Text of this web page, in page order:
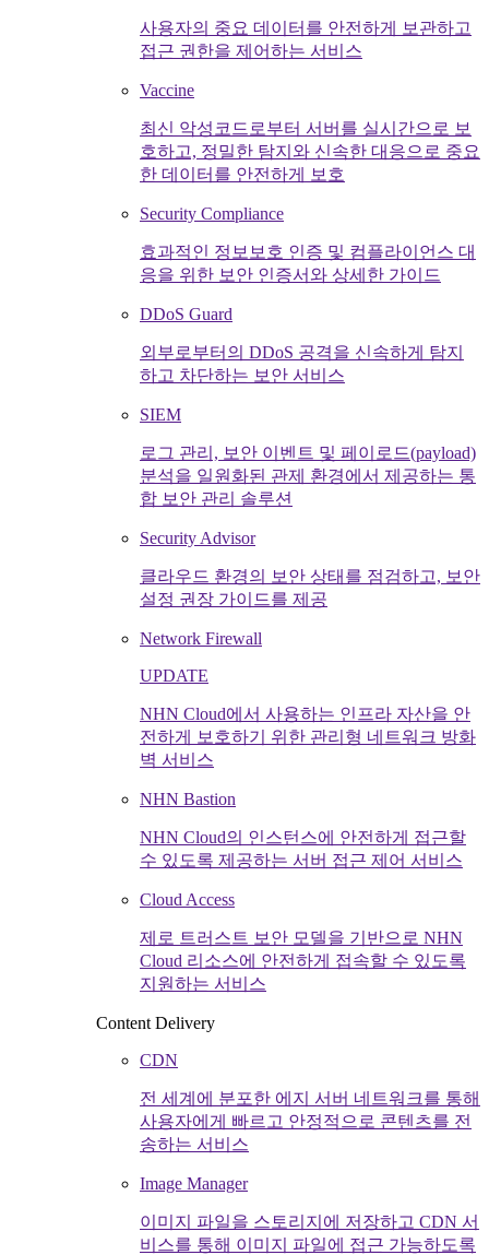
사용자의 중요 데이터를 안전하게 보관하고
접근 권한을 제어하는 서비스
Vaccine
최신 악성코드로부터 서버를 실시간으로 보
호하고, 정밀한 탐지와 신속한 대응으로 중요
한 데이터를 안전하게 보호
Security Compliance
효과적인 정보보호 인증 및 컴플라이언스 대
응을 위한 보안 인증서와 상세한 가이드
DDoS Guard
외부로부터의 DDoS 공격을 신속하게 탐지
하고 차단하는 보안 서비스
SIEM
로그 관리, 보안 이벤트 및 페이로드(payload)
분석을 일원화된 관제 환경에서 제공하는 통
합 보안 관리 솔루션
Security Advisor
클라우드 환경의 보안 상태를 점검하고, 보안
설정 권장 가이드를 제공
Network Firewall
UPDATE
NHN Cloud에서 사용하는 인프라 자산을 안
전하게 보호하기 위한 관리형 네트워크 방화
벽 서비스
NHN Bastion
NHN Cloud의 인스턴스에 안전하게 접근할
수 있도록 제공하는 서버 접근 제어 서비스
Cloud Access
제로 트러스트 보안 모델을 기반으로 NHN
Cloud 리소스에 안전하게 접속할 수 있도록
지원하는 서비스
Content Delivery
CDN
전 세계에 분포한 에지 서버 네트워크를 통해
사용자에게 빠르고 안정적으로 콘텐츠를 전
송하는 서비스
Image Manager
이미지 파일을 스토리지에 저장하고 CDN 서
비스를 통해 이미지 파일에 접근 가능하도록